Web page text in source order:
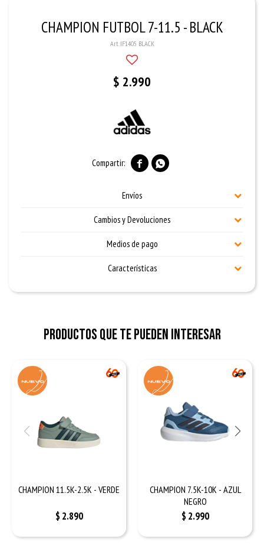
CHAMPION FUTBOL 7-11.5 - BLACK
IF1405 BLACK
$ 2.990
 
Envíos
Cambios y Devoluciones
Medios de pago
Características
Productos que te pueden interesar
CHAMPION 11.5K-2.5K - VERDE
$ 2.890
CHAMPION 7.5K-10K - AZUL
NEGRO
$ 2.990